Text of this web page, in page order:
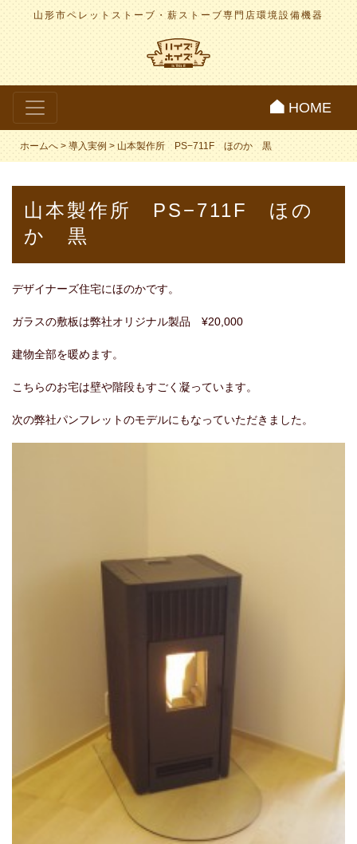
山形市ペレットストーブ・薪ストーブ専門店環境設備機器
HOME
ホームへ > 導入実例 > 山本製作所 PS−711F ほのか 黒
山本製作所 PS−711F ほの
か 黒
デザイナーズ住宅にほのかです。
ガラスの敷板は弊社オリジナル製品 ¥20,000
建物全部を暖めます。
こちらのお宅は壁や階段もすごく凝っています。
次の弊社パンフレットのモデルにもなっていただきました。